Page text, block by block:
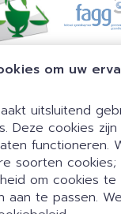
om uw
uitsluitend
Deze cookies
functioneren.
soorten
om cookies
aan te passen.